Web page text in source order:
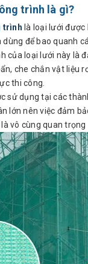
trình là gì?
trình là loại lưới
dùng để bao quanh
của loại lưới này là
che chắn vật liệu
thi công.
sử dụng tại các
lớn nên việc đảm
vô cùng quan trọng